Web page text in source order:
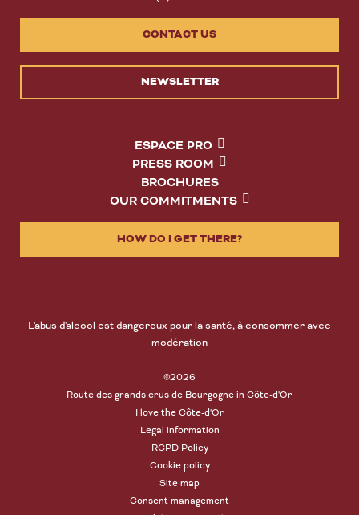
CONTACT US
NEWSLETTER
ESPACE PRO
PRESS ROOM
BROCHURES
OUR COMMITMENTS
HOW DO I GET THERE?
L'abus d'alcool est dangereux pour la santé, à consommer avec
modération
©2026
Route des grands crus de Bourgogne in Côte-d'Or
I love the Côte-d'Or
Legal information
RGPD Policy
Cookie policy
Site map
Consent management